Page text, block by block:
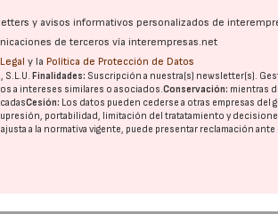
y avisos informativos personalizados de
de terceros vía interempresas.net
y la Política de Protección de Datos
S.L.U. Finalidades: Suscripción a nuestra(s) newsletter(s).
a intereses similares o asociados.Conservación: mientras
Cesión: Los datos pueden cederse a otras empresas del
portabilidad, limitación del tratatamiento y
a la normativa vigente, puede presentar reclamación ante